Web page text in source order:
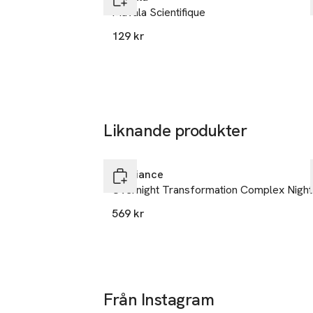
Mavala Scientifique
129 kr
Liknande produkter
Exuviance
Overnight Transformation Complex Night
569 kr
Från Instagram